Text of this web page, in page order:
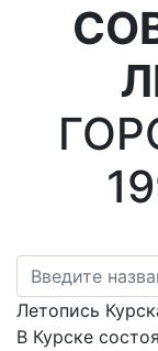
Летопись
В Курске